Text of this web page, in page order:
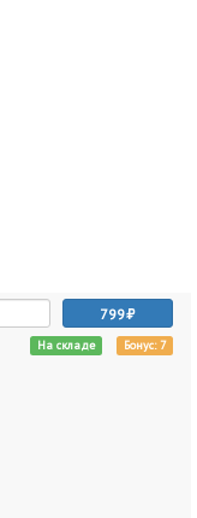
799
На складе Бонус: 7